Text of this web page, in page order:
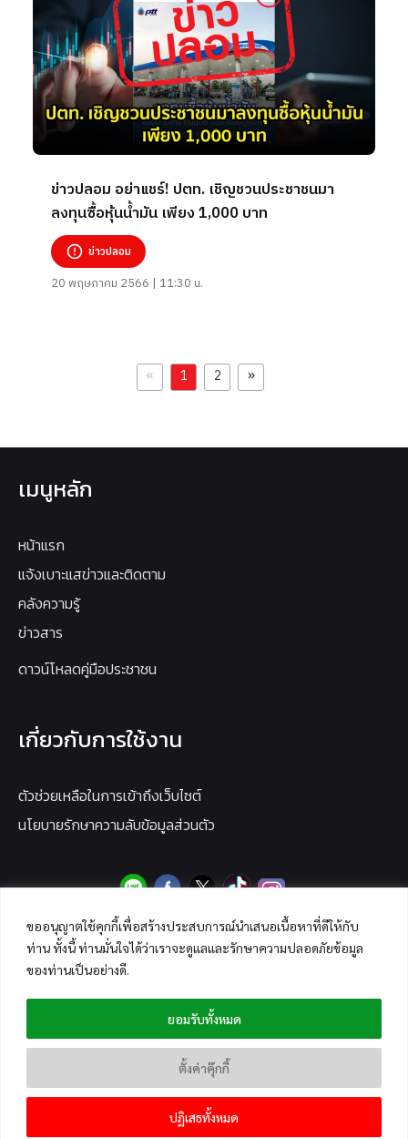
ขออนุญาตใช้คุกกี้เพื่อสร้างประสบการณ์นำเสนอเนื้อหาที่ดีให้กับ
ท่าน ทั้งนี้ ท่านมั่นใจได้ว่าเราจะดูแลและรักษาความปลอดภัยข้อมูล
ของท่านเป็นอย่างดี.
ตั้งค่าคุ๊กกี้
ปฏิเสธทั้งหมด
ยอมรับทั้งหมด
ข่าวปลอม อย่าแชร์! ปตท. เชิญชวนประชาชนมา
ลงทุนซื้อหุ้นน้ำมัน เพียง 1,000 บาท
ข่าวปลอม
20 พฤษภาคม 2566 | 11:30 น.
« 1 2 »
เมนูหลัก
หน้าแรก
แจ้งเบาะแสข่าวและติดตาม
คลังความรู้
ข่าวสาร
ดาวน์โหลดคู่มือประชาชน
เกี่ยวกับการใช้งาน
ตัวช่วยเหลือในการเข้าถึงเว็บไซต์
นโยบายรักษาความลับข้อมูลส่วนตัว
Copyright © 2026 ANTI-FAKE NEWS CENTER THAILAND